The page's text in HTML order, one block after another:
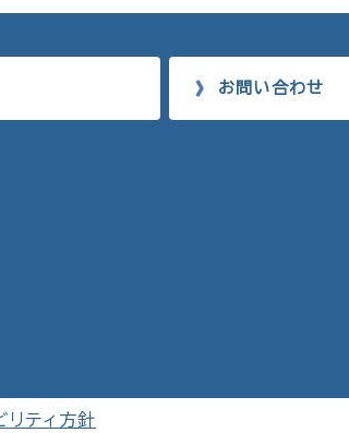
お問い合わせ
リティ方針